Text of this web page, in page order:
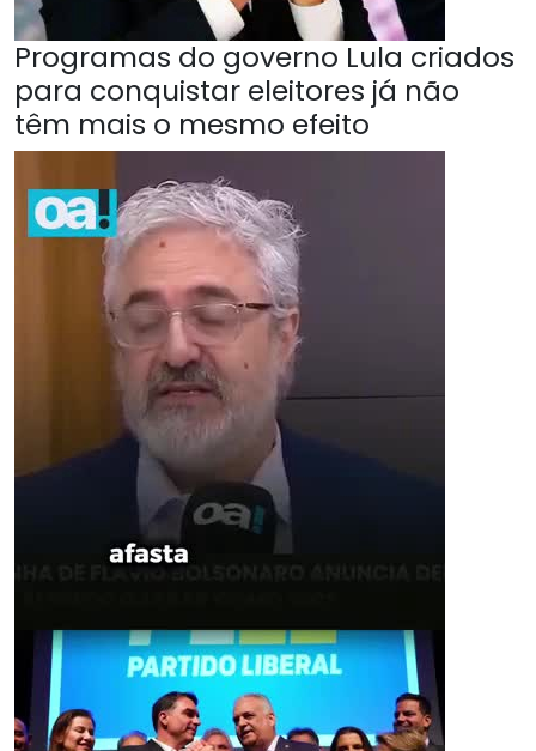
Programas do governo Lula criados
para conquistar eleitores já não
têm mais o mesmo efeito